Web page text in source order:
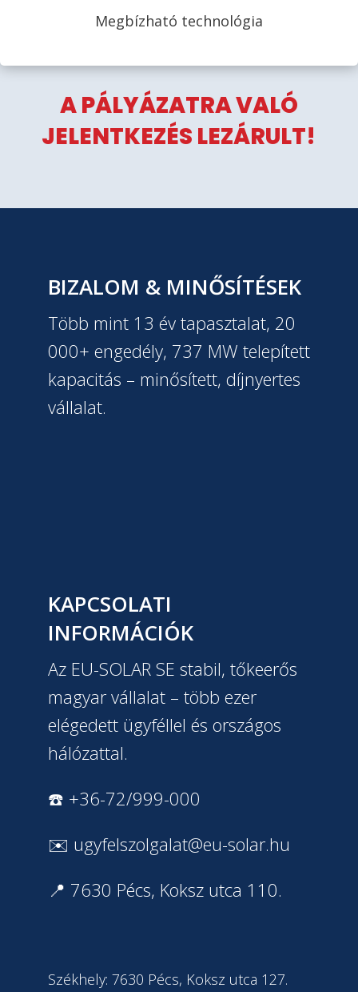
Megbízható technológia
A PÁLYÁZATRA VALÓ
JELENTKEZÉS LEZÁRULT!
BIZALOM & MINŐSÍTÉSEK
Több mint 13 év tapasztalat, 20
000+ engedély, 737 MW telepített
kapacitás – minősített, díjnyertes
vállalat.
KAPCSOLATI
INFORMÁCIÓK
Az EU-SOLAR SE stabil, tőkeerős
magyar vállalat – több ezer
elégedett ügyféllel és országos
hálózattal.
☎️ +36-72/999-000
✉️ ugyfelszolgalat@eu-solar.hu
📍 7630 Pécs, Koksz utca 110.
Székhely: 7630 Pécs, Koksz utca 127.